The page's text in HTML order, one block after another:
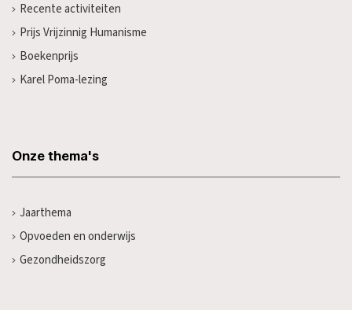
Recente activiteiten
Prijs Vrijzinnig Humanisme
Boekenprijs
Karel Poma-lezing
Onze thema's
Jaarthema
Opvoeden en onderwijs
Gezondheidszorg